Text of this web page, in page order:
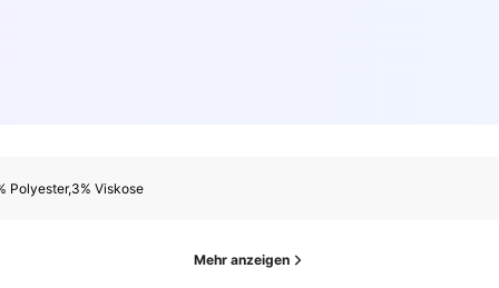
Polyester,3% Viskose
Mehr anzeigen